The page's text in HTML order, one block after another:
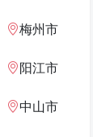
梅州市
阳江市
中山市